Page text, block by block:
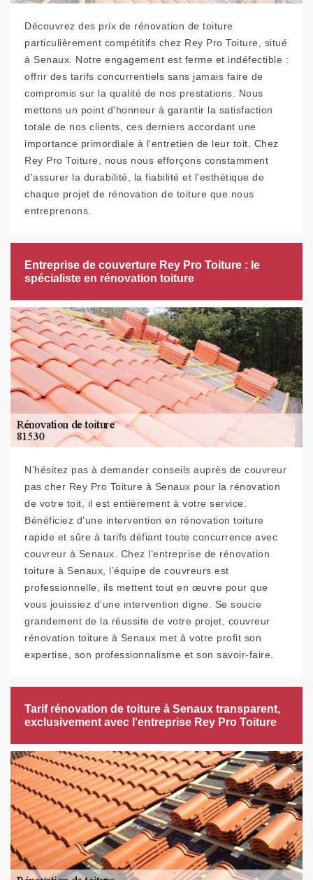
Découvrez des prix de rénovation de toiture
particulièrement compétitifs chez Rey Pro Toiture, situé
à Senaux. Notre engagement est ferme et indéfectible :
offrir des tarifs concurrentiels sans jamais faire de
compromis sur la qualité de nos prestations. Nous
mettons un point d'honneur à garantir la satisfaction
totale de nos clients, ces derniers accordant une
importance primordiale à l'entretien de leur toit. Chez
Rey Pro Toiture, nous nous efforçons constamment
d'assurer la durabilité, la fiabilité et l'esthétique de
chaque projet de rénovation de toiture que nous
entreprenons.
Entreprise de couverture Rey Pro Toiture : le
spécialiste en rénovation toiture
N’hésitez pas à demander conseils auprès de couvreur
pas cher Rey Pro Toiture à Senaux pour la rénovation
de votre toit, il est entièrement à votre service.
Bénéficiez d’une intervention en rénovation toiture
rapide et sûre à tarifs défiant toute concurrence avec
couvreur à Senaux. Chez l’entreprise de rénovation
toiture à Senaux, l’équipe de couvreurs est
professionnelle, ils mettent tout en œuvre pour que
vous jouissiez d’une intervention digne. Se soucie
grandement de la réussite de votre projet, couvreur
rénovation toiture à Senaux met à votre profit son
expertise, son professionnalisme et son savoir-faire.
Tarif rénovation de toiture à Senaux transparent,
exclusivement avec l'entreprise Rey Pro Toiture